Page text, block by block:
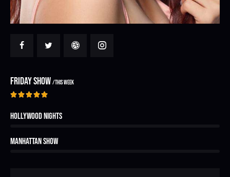
FRIDAY SHOW /THIS WEEK

Hollywood Nights
Manhattan Show